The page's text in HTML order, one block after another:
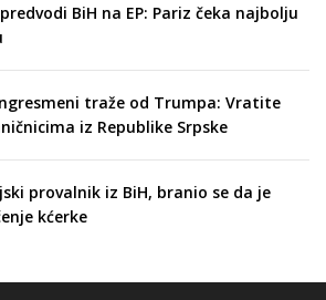
BiH na EP: Pariz čeka najbolju
traže od Trumpa: Vratite
iz Republike Srpske
provalnik iz BiH, branio se da je
kćerke